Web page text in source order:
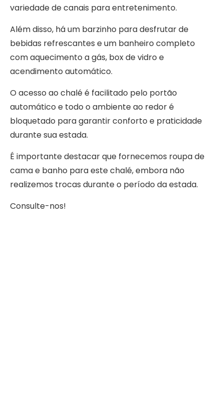
variedade de canais para entretenimento.
Além disso, há um barzinho para desfrutar de
bebidas refrescantes e um banheiro completo
com aquecimento a gás, box de vidro e
acendimento automático.
O acesso ao chalé é facilitado pelo portão
automático e todo o ambiente ao redor é
bloquetado para garantir conforto e praticidade
durante sua estada.
É importante destacar que fornecemos roupa de
cama e banho para este chalé, embora não
realizemos trocas durante o período da estada.
Consulte-nos!